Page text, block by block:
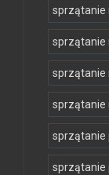
sprzątanie
sprzątanie
sprzątanie
sprzątanie
sprzątanie
sprzątanie